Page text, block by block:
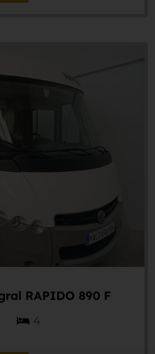
RAPIDO 890 F
4